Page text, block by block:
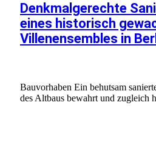
Denkmalgerechte
eines historisch
Villenensembles in
Bauvorhaben Ein behutsam
des Altbaus bewahrt und zugleich